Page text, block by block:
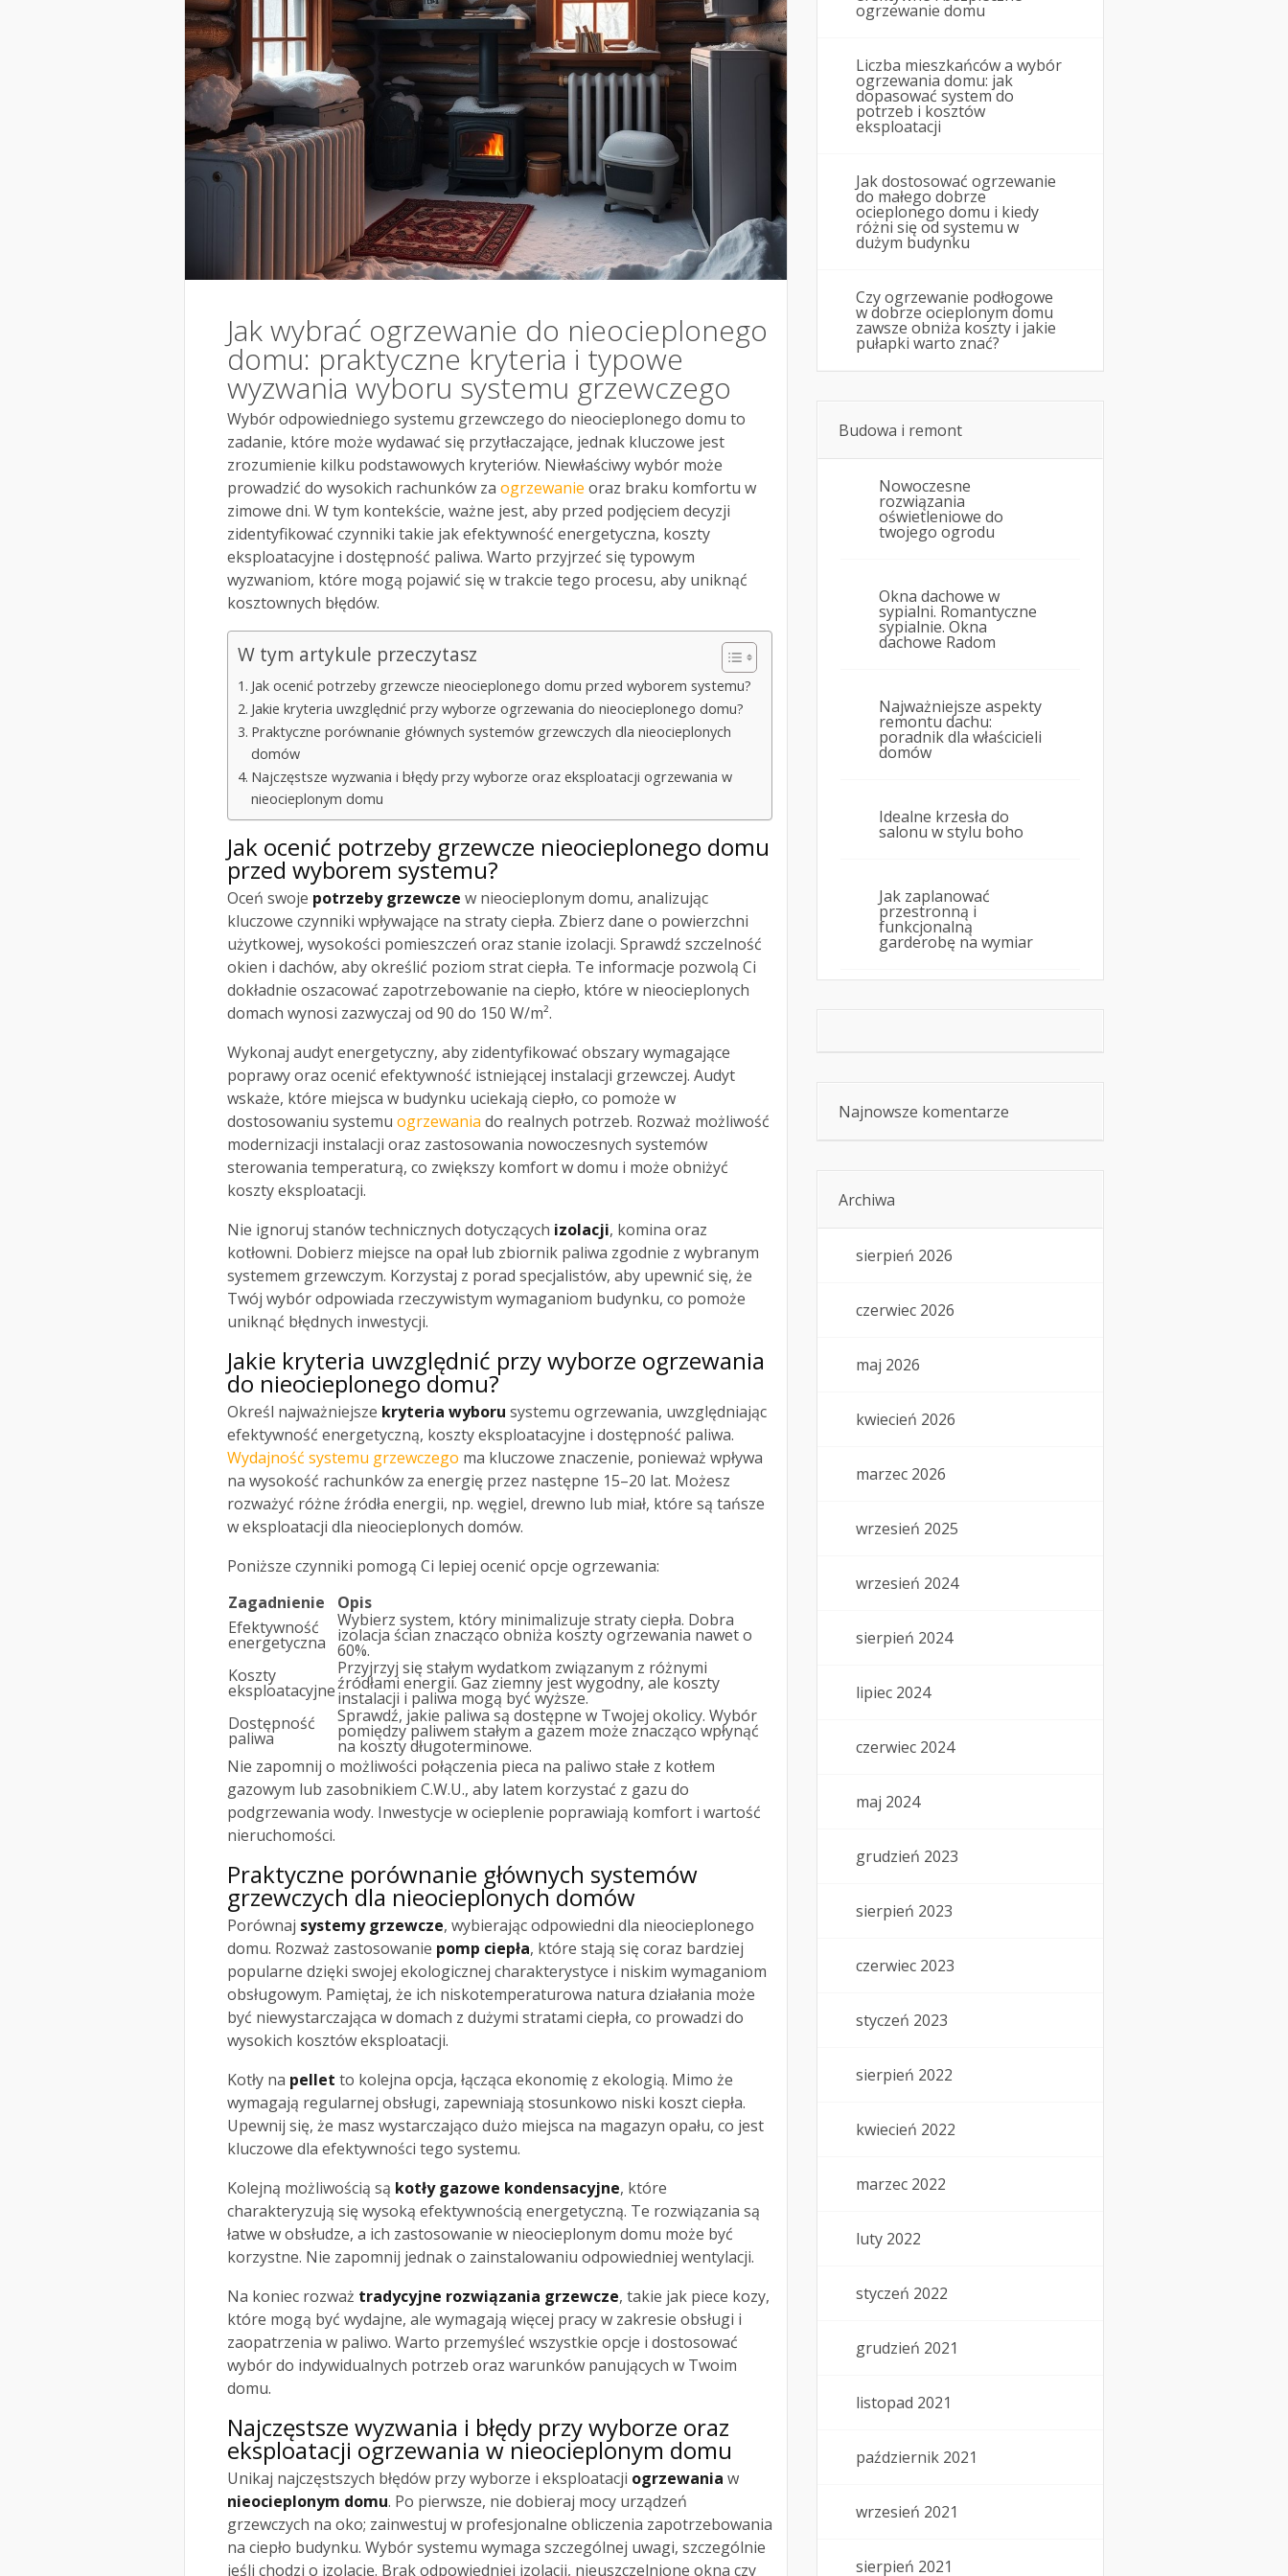
Jak wybrać ogrzewanie do nieocieplonego
domu: praktyczne kryteria i typowe
wyzwania wyboru systemu grzewczego
Wybór odpowiedniego systemu grzewczego do nieocieplonego domu to
zadanie, które może wydawać się przytłaczające, jednak kluczowe jest
zrozumienie kilku podstawowych kryteriów. Niewłaściwy wybór może
prowadzić do wysokich rachunków za ogrzewanie oraz braku komfortu w
zimowe dni. W tym kontekście, ważne jest, aby przed podjęciem decyzji
zidentyfikować czynniki takie jak efektywność energetyczna, koszty
eksploatacyjne i dostępność paliwa. Warto przyjrzeć się typowym
wyzwaniom, które mogą pojawić się w trakcie tego procesu, aby uniknąć
kosztownych błędów.
W tym artykule przeczytasz
Jak ocenić potrzeby grzewcze nieocieplonego domu przed wyborem systemu?
Jakie kryteria uwzględnić przy wyborze ogrzewania do nieocieplonego domu?
Praktyczne porównanie głównych systemów grzewczych dla nieocieplonych
domów
Najczęstsze wyzwania i błędy przy wyborze oraz eksploatacji ogrzewania w
nieocieplonym domu
Jak ocenić potrzeby grzewcze nieocieplonego domu
przed wyborem systemu?
Oceń swoje potrzeby grzewcze w nieocieplonym domu, analizując
kluczowe czynniki wpływające na straty ciepła. Zbierz dane o powierzchni
użytkowej, wysokości pomieszczeń oraz stanie izolacji. Sprawdź szczelność
okien i dachów, aby określić poziom strat ciepła. Te informacje pozwolą Ci
dokładnie oszacować zapotrzebowanie na ciepło, które w nieocieplonych
domach wynosi zazwyczaj od 90 do 150 W/m².
Wykonaj audyt energetyczny, aby zidentyfikować obszary wymagające
poprawy oraz ocenić efektywność istniejącej instalacji grzewczej. Audyt
wskaże, które miejsca w budynku uciekają ciepło, co pomoże w
dostosowaniu systemu ogrzewania do realnych potrzeb. Rozważ możliwość
modernizacji instalacji oraz zastosowania nowoczesnych systemów
sterowania temperaturą, co zwiększy komfort w domu i może obniżyć
koszty eksploatacji.
Nie ignoruj stanów technicznych dotyczących izolacji, komina oraz
kotłowni. Dobierz miejsce na opał lub zbiornik paliwa zgodnie z wybranym
systemem grzewczym. Korzystaj z porad specjalistów, aby upewnić się, że
Twój wybór odpowiada rzeczywistym wymaganiom budynku, co pomoże
uniknąć błędnych inwestycji.
Jakie kryteria uwzględnić przy wyborze ogrzewania
do nieocieplonego domu?
Określ najważniejsze kryteria wyboru systemu ogrzewania, uwzględniając
efektywność energetyczną, koszty eksploatacyjne i dostępność paliwa.
Wydajność systemu grzewczego ma kluczowe znaczenie, ponieważ wpływa
na wysokość rachunków za energię przez następne 15–20 lat. Możesz
rozważyć różne źródła energii, np. węgiel, drewno lub miał, które są tańsze
w eksploatacji dla nieocieplonych domów.
Poniższe czynniki pomogą Ci lepiej ocenić opcje ogrzewania:
Zagadnienie
Opis
Efektywność
energetyczna
Wybierz system, który minimalizuje straty ciepła. Dobra
izolacja ścian znacząco obniża koszty ogrzewania nawet o
60%.
Koszty
eksploatacyjne
Przyjrzyj się stałym wydatkom związanym z różnymi
źródłami energii. Gaz ziemny jest wygodny, ale koszty
instalacji i paliwa mogą być wyższe.
Dostępność
paliwa
Sprawdź, jakie paliwa są dostępne w Twojej okolicy. Wybór
pomiędzy paliwem stałym a gazem może znacząco wpłynąć
na koszty długoterminowe.
Nie zapomnij o możliwości połączenia pieca na paliwo stałe z kotłem
gazowym lub zasobnikiem C.W.U., aby latem korzystać z gazu do
podgrzewania wody. Inwestycje w ocieplenie poprawiają komfort i wartość
nieruchomości.
Praktyczne porównanie głównych systemów
grzewczych dla nieocieplonych domów
Porównaj systemy grzewcze, wybierając odpowiedni dla nieocieplonego
domu. Rozważ zastosowanie pomp ciepła, które stają się coraz bardziej
popularne dzięki swojej ekologicznej charakterystyce i niskim wymaganiom
obsługowym. Pamiętaj, że ich niskotemperaturowa natura działania może
być niewystarczająca w domach z dużymi stratami ciepła, co prowadzi do
wysokich kosztów eksploatacji.
Kotły na pellet to kolejna opcja, łącząca ekonomię z ekologią. Mimo że
wymagają regularnej obsługi, zapewniają stosunkowo niski koszt ciepła.
Upewnij się, że masz wystarczająco dużo miejsca na magazyn opału, co jest
kluczowe dla efektywności tego systemu.
Kolejną możliwością są kotły gazowe kondensacyjne, które
charakteryzują się wysoką efektywnością energetyczną. Te rozwiązania są
łatwe w obsłudze, a ich zastosowanie w nieocieplonym domu może być
korzystne. Nie zapomnij jednak o zainstalowaniu odpowiedniej wentylacji.
Na koniec rozważ tradycyjne rozwiązania grzewcze, takie jak piece kozy,
które mogą być wydajne, ale wymagają więcej pracy w zakresie obsługi i
zaopatrzenia w paliwo. Warto przemyśleć wszystkie opcje i dostosować
wybór do indywidualnych potrzeb oraz warunków panujących w Twoim
domu.
Najczęstsze wyzwania i błędy przy wyborze oraz
eksploatacji ogrzewania w nieocieplonym domu
Unikaj najczęstszych błędów przy wyborze i eksploatacji ogrzewania w
nieocieplonym domu. Po pierwsze, nie dobieraj mocy urządzeń
grzewczych na oko; zainwestuj w profesjonalne obliczenia zapotrzebowania
na ciepło budynku. Wybór systemu wymaga szczególnej uwagi, szczególnie
jeśli chodzi o izolację. Brak odpowiedniej izolacji, nieuszczelnione okna czy
ogrzewanie domu
Liczba mieszkańców a wybór
ogrzewania domu: jak
dopasować system do
potrzeb i kosztów
eksploatacji
Jak dostosować ogrzewanie
do małego dobrze
ocieplonego domu i kiedy
różni się od systemu w
dużym budynku
Czy ogrzewanie podłogowe
w dobrze ocieplonym domu
zawsze obniża koszty i jakie
pułapki warto znać?
Budowa i remont
Nowoczesne
rozwiązania
oświetleniowe do
twojego ogrodu
Okna dachowe w
sypialni. Romantyczne
sypialnie. Okna
dachowe Radom
Najważniejsze aspekty
remontu dachu:
poradnik dla właścicieli
domów
Idealne krzesła do
salonu w stylu boho
Jak zaplanować
przestronną i
funkcjonalną
garderobę na wymiar
Najnowsze komentarze
Archiwa
sierpień 2026
czerwiec 2026
maj 2026
kwiecień 2026
marzec 2026
wrzesień 2025
wrzesień 2024
sierpień 2024
lipiec 2024
czerwiec 2024
maj 2024
grudzień 2023
sierpień 2023
czerwiec 2023
styczeń 2023
sierpień 2022
kwiecień 2022
marzec 2022
luty 2022
styczeń 2022
grudzień 2021
listopad 2021
październik 2021
wrzesień 2021
sierpień 2021